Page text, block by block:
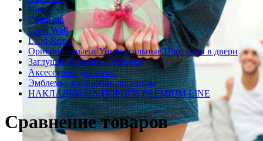
Haval
ChanGan
Great Wall
Land-Rover
Оригинальные и Универсальные Проекции в двери
Заглушки в ремни, Обманки
Аксессуары для колес
Эмблемы, шильдики, логотипы
НАКЛАДКИ НА ПОРОГИ PREMIUM LINE
Сравнение товаров